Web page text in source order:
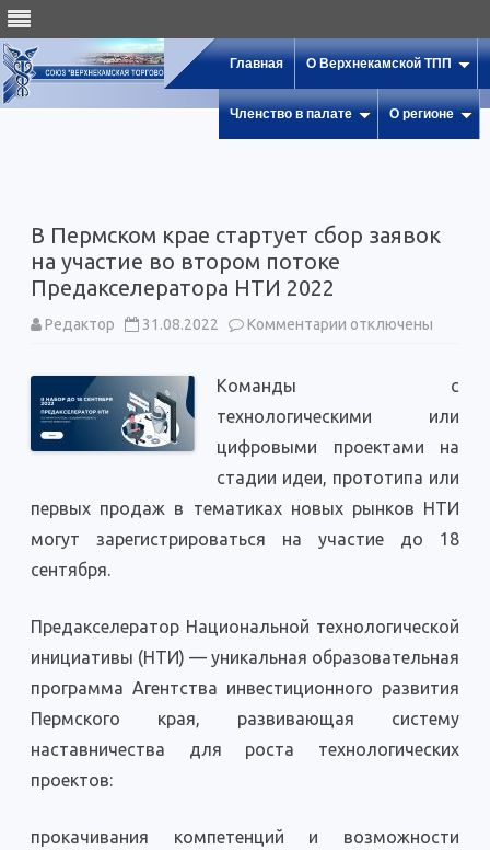
Главная О Верхнекамской ТПП
Членство в палате О регионе
В Пермском крае стартует сбор заявок
на участие во втором потоке
Предакселератора НТИ 2022
Редактор 31.08.2022 Комментарии к
сбор
на
участие
во
потоке
Предакселератора
НТИ
отключены
Команды с
технологическими или
цифровыми проектами на
стадии идеи, прототипа или
первых продаж в тематиках новых рынков НТИ
могут зарегистрироваться на участие до 18
сентября.
Предакселератор Национальной технологической
инициативы (НТИ) — уникальная образовательная
программа Агентства инвестиционного развития
Пермского края, развивающая систему
наставничества для роста технологических
проектов:
прокачивания компетенций и возможности